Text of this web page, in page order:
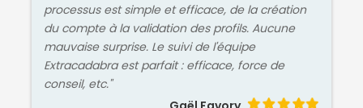
processus est simple et efficace, de la création
du compte à la validation des profils. Aucune
mauvaise surprise. Le suivi de l'équipe
Extracadabra est parfait : efficace, force de
conseil, etc."